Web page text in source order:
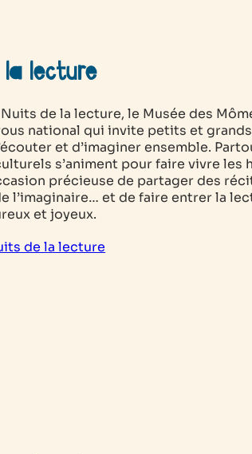
la lecture
de la lecture, le Musée des
national qui invite petits et
et d’imaginer ensemble.
s’animent pour faire vivre les
précieuse de partager des
l’imaginaire… et de faire entrer la
et joyeux.
de la lecture